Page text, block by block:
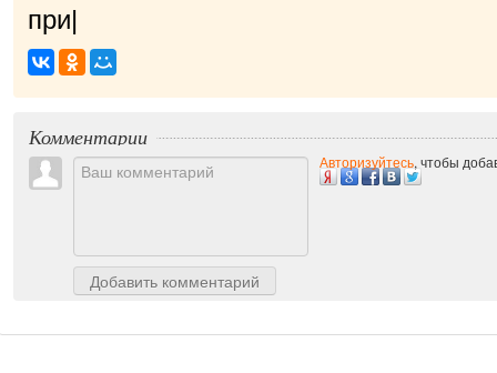
приятно!
Комментарии
Добавить комментарий
Авторизуйтесь, чтобы